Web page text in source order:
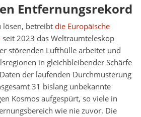
Entfernungsrekord
lösen, betreibt die Europäische
seit 2023 das Weltraumteleskop
störenden Lufthülle arbeitet und
in gleichbleibender Schärfe
der laufenden Durchmusterung
31 bislang unbekannte
Kosmos aufgespürt, so viele in
wie nie zuvor. Die